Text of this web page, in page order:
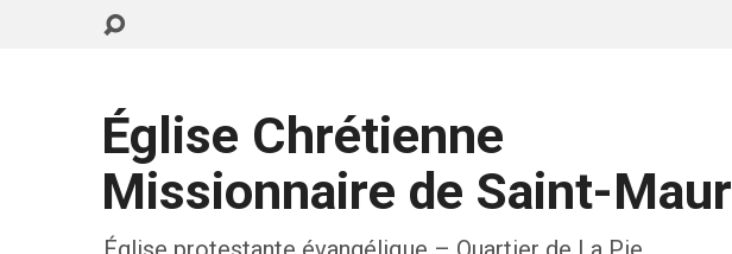
Église Chrétienne
Missionnaire de Saint-Maur